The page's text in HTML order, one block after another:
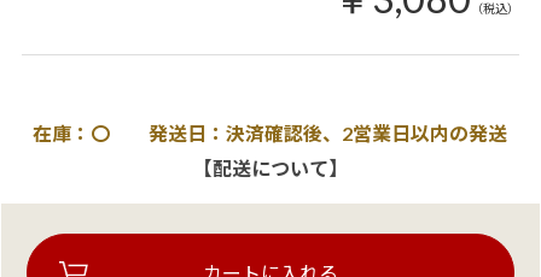
（税込）
在庫：〇 発送日：決済確認後、2営業日以内の発送
【配送について】